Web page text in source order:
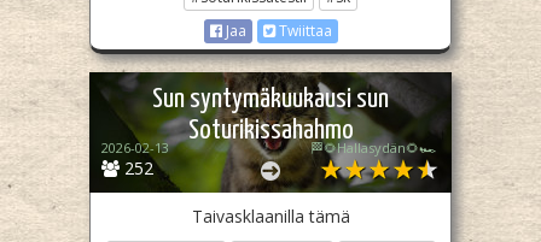
Jaa
Twiittaa
Sun syntymäkuukausi sun
Soturikissahahmo
252
2026-02-13 🏁🌻Hallasydän🌻🏎️
Taivasklaanilla tämä